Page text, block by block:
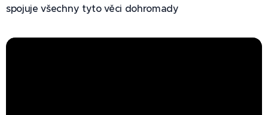
spojuje všechny tyto věci dohromady